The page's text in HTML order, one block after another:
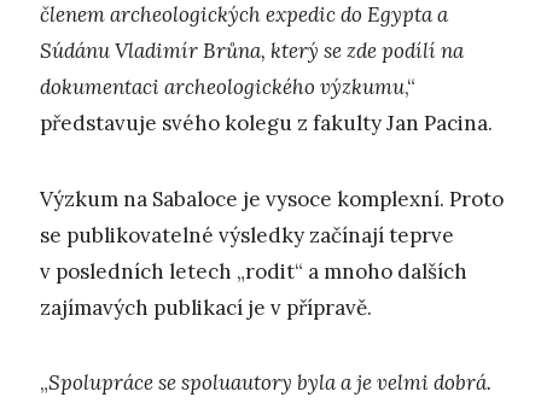
členem archeologických expedic do Egypta a
Súdánu Vladimír Brůna, který se zde podílí na
dokumentaci archeologického výzkumu,“
představuje svého kolegu z fakulty Jan Pacina.
Výzkum na Sabaloce je vysoce komplexní. Proto
se publikovatelné výsledky začínají teprve
v posledních letech „rodit“ a mnoho dalších
zajímavých publikací je v přípravě.
„Spolupráce se spoluautory byla a je velmi dobrá.